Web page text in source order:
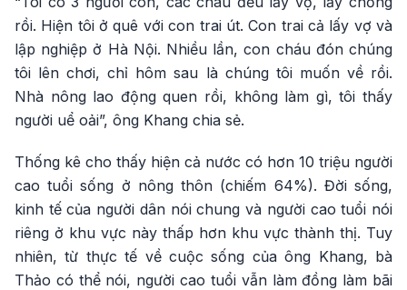
rồi. Hiện tôi ở quê với con trai út. Con trai cả lấy vợ và
lập nghiệp ở Hà Nội. Nhiều lần, con cháu đón chúng
tôi lên chơi, chỉ hôm sau là chúng tôi muốn về rồi.
Nhà nông lao động quen rồi, không làm gì, tôi thấy
người uể oải”, ông Khang chia sẻ.
Thống kê cho thấy hiện cả nước có hơn 10 triệu người
cao tuổi sống ở nông thôn (chiếm 64%). Đời sống,
kinh tế của người dân nói chung và người cao tuổi nói
riêng ở khu vực này thấp hơn khu vực thành thị. Tuy
nhiên, từ thực tế về cuộc sống của ông Khang, bà
Thảo có thể nói, người cao tuổi vẫn làm đồng làm bãi